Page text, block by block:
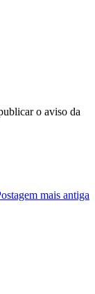
o aviso da
mais antiga